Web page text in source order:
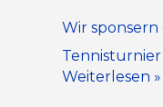
Wir
Weiterlesen »